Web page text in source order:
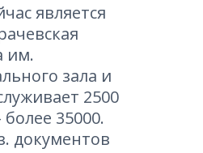
является
им.
зала и
2500
35000.
документов